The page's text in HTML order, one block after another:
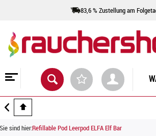
83,6 % Zustellung am
Sie sind hier:Refillable Pod Leerpod ELFA Elf Bar